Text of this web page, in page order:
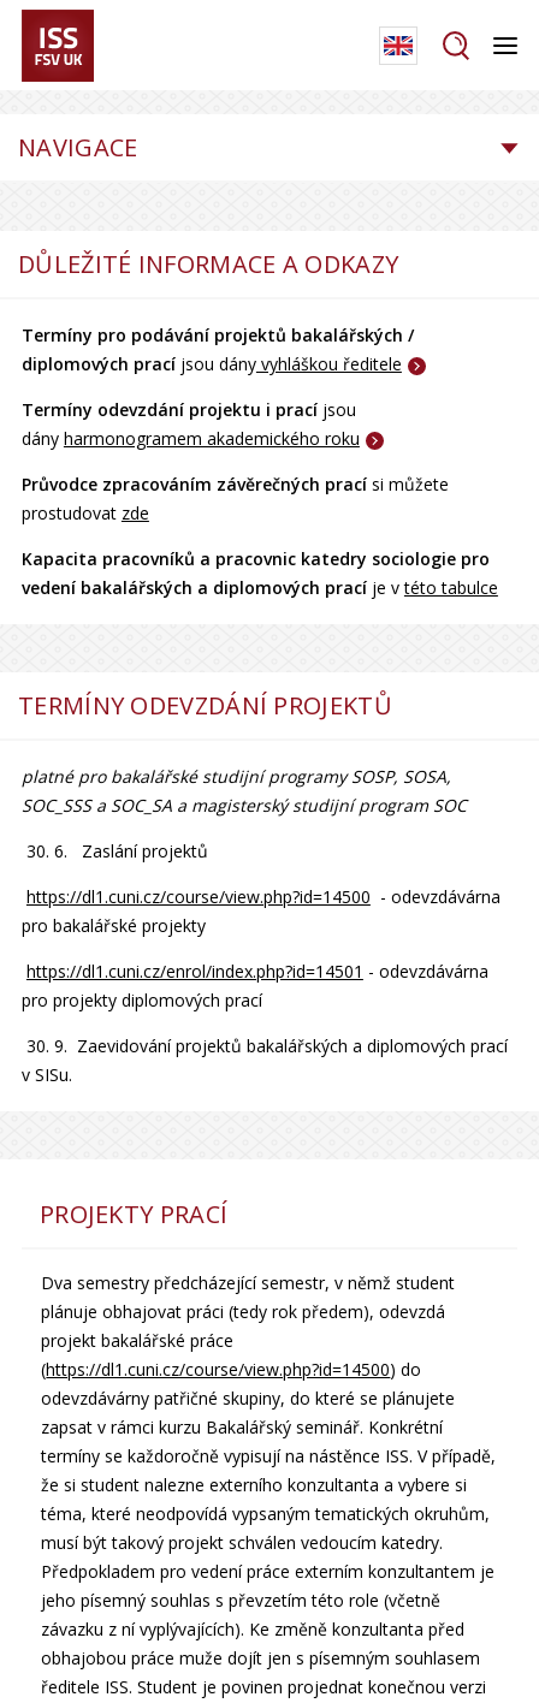
NAVIGACE
DŮLEŽITÉ INFORMACE A ODKAZY
Termíny pro podávání projektů bakalářských /
diplomových prací jsou dányvyhláškou ředitele
Termíny odevzdání projektu i pracíjsou
dány harmonogramem akademického roku
Průvodce zpracováním závěrečných pracísi můžete
prostudovat zde
Kapacita pracovníků a pracovnic katedry sociologie pro
vedení bakalářských a diplomových pracíje vtéto tabulce
TERMÍNY ODEVZDÁNÍ PROJEKTŮ
platné pro bakalářské studijní programy SOSP, SOSA,
SOC_SSS a SOC_SA a magisterský studijní program SOC
30. 6. Zaslání projektů
https://dl1.cuni.cz/course/view.php?id=14500 - odevzdávárna
pro bakalářské projekty
https://dl1.cuni.cz/enrol/index.php?id=14501 - odevzdávárna
pro projekty diplomových prací
30. 9. Zaevidování projektů bakalářských a diplomových prací
v SISu.
PROJEKTY PRACÍ
Dva semestry předcházející semestr, v němž student
plánuje obhajovat práci (tedy rok předem), odevzdá
projekt bakalářské práce
(https://dl1.cuni.cz/course/view.php?id=14500) do
odevzdávárny patřičné skupiny, do které se plánujete
zapsat v rámci kurzu Bakalářský seminář. Konkrétní
termíny se každoročně vypisují na nástěnce ISS. V případě,
že si student nalezne externího konzultanta a vybere si
téma, které neodpovídá vypsaným tematických okruhům,
musí být takový projekt schválen vedoucím katedry.
Předpokladem pro vedení práce externím konzultantem je
jeho písemný souhlas s převzetím této role (včetně
závazku z ní vyplývajících). Ke změně konzultanta před
obhajobou práce muže dojít jen s písemným souhlasem
ředitele ISS. Student je povinen projednat konečnou verzi